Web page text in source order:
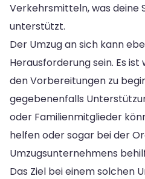
Verkehrsmitteln, was deine
unterstützt.
Der Umzug an sich kann
Herausforderung sein. Es
den Vorbereitungen zu
gegebenenfalls
oder Familienmitglieder
helfen oder sogar bei der
Umzugsunternehmens
Das Ziel bei einem solchen